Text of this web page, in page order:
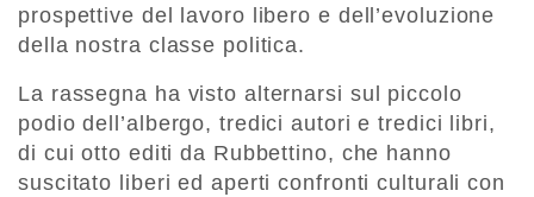
prospettive del lavoro libero e dell’evoluzione
della nostra classe politica.
La rassegna ha visto alternarsi sul piccolo
podio dell’albergo, tredici autori e tredici libri,
di cui otto editi da Rubbettino, che hanno
suscitato liberi ed aperti confronti culturali con